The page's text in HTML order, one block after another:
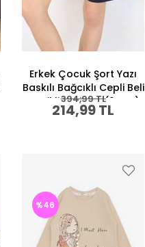
Erkek Çocuk Şort Yazı
Baskılı Bağcıklı Cepli Beli
Lastikli Lacivert (9 Yaş)
214,99 TL
394,99 TL
%46